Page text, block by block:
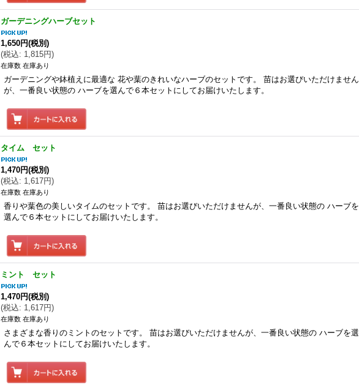
ガーデニングハーブセット
1,650円(税別)
(税込: 1,815円)
在庫数 在庫あり
ガーデニングや鉢植えに最適な 花や葉のきれいなハーブのセットです。 苗はお選びいただけません
が、一番良い状態の ハーブを選んで６本セットにしてお届けいたします。
タイム セット
1,470円(税別)
(税込: 1,617円)
在庫数 在庫あり
香りや葉色の美しいタイムのセットです。 苗はお選びいただけませんが、一番良い状態の ハーブを
選んで６本セットにしてお届けいたします。
ミント セット
1,470円(税別)
(税込: 1,617円)
在庫数 在庫あり
さまざまな香りのミントのセットです。 苗はお選びいただけませんが、一番良い状態の ハーブを選
んで６本セットにしてお届けいたします。